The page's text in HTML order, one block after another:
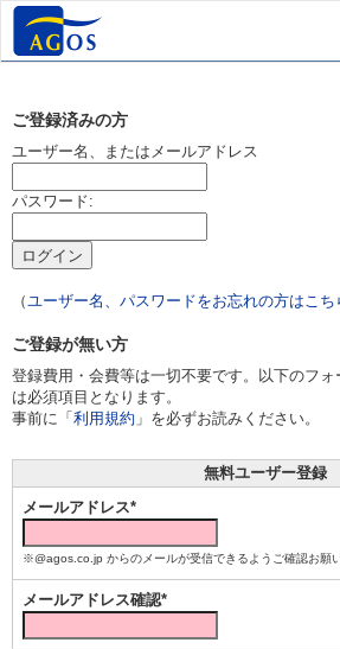
ご登録済みの方
ユーザー名、またはメールアドレス
パスワード:
（ユーザー名、パスワードをお忘れの方はこち
ご登録が無い方
登録費用・会費等は一切不要です。以下のフ
は必須項目となります。
事前に「 利用規約 」を必ずお読みください。
無料ユーザー登録
メールアドレス*
※@agos.co.jp からのメールが受信できるようご確認お願
メールアドレス確認*